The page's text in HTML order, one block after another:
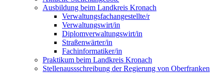
Ausbildung beim Landkreis Kronach
Verwaltungsfachangestellte/r
Verwaltungswirt/in
Diplomverwaltungswirt/in
Straßenwärter/in
Fachinformatiker/in
Praktikum beim Landkreis Kronach
Stellenaussschreibung der Regierung von Oberfranken